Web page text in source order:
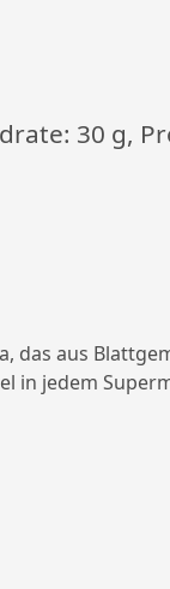
30 g,
das aus
in jedem